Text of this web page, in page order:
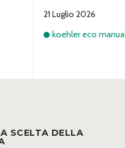
21 Luglio 2026
koehler eco
SCELTA DELLA